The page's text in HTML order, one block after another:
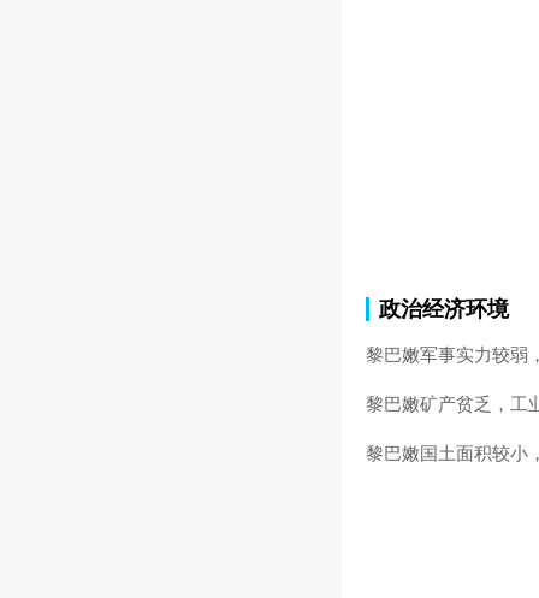
政治经济环境
黎巴嫩军事实力较弱
黎巴嫩矿产贫乏，工
黎巴嫩国土面积较小